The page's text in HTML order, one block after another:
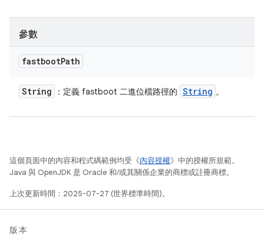
參數
fastbootPath
String ：定義 fastboot 二進位檔路徑的 String 。
這個頁面中的內容和程式碼範例均受《內容授權》中的授權所規範。
Java 與 OpenJDK 是 Oracle 和/或其關係企業的商標或註冊商標。
上次更新時間：2025-07-27 (世界標準時間)。
版本